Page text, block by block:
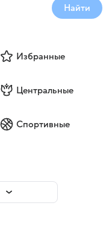
Найти
Избранные
Центральные
Спортивные